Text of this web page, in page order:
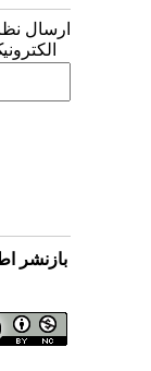
ارسال نظر
بازنشر